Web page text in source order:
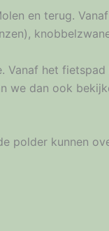
en terug.
het
we dan ook
polder kunnen